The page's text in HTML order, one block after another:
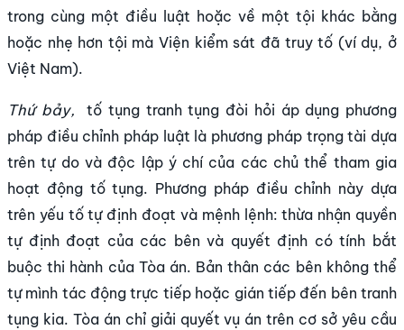
trong cùng một điều luật hoặc về một tội khác bằng
hoặc nhẹ hơn tội mà Viện kiểm sát đã truy tố (ví dụ, ở
Việt Nam).
Thứ bảy,
tố tụng tranh tụng đòi hỏi áp dụng phương
pháp điều chỉnh pháp luật là phương pháp trọng tài dựa
trên tự do và độc lập ý chí của các chủ thể tham gia
hoạt động tố tụng. Phương pháp điều chỉnh này dựa
trên yếu tố tự định đoạt và mệnh lệnh: thừa nhận quyền
tự định đoạt của các bên và quyết định có tính bắt
buộc thi hành của Tòa án. Bản thân các bên không thể
tự mình tác động trực tiếp hoặc gián tiếp đến bên tranh
tụng kia. Tòa án chỉ giải quyết vụ án trên cơ sở yêu cầu